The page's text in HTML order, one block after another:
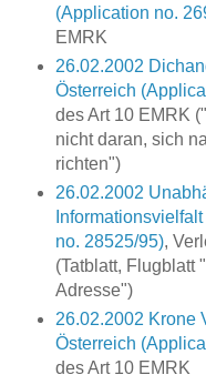
(Application no.
EMRK
26.02.2002
Österreich
des Art 10 EMRK
nicht daran, sich
richten")
26.02.2002
no. 28525/95),
(Tatblatt, Flugblatt
Adresse")
26.02.2002 Krone
Österreich
des Art 10 EMRK